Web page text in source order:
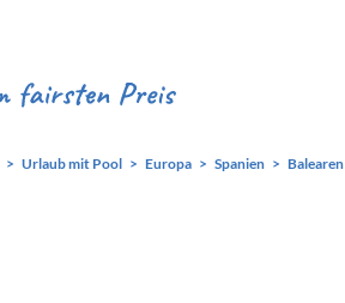
Urlaub mit Pool Europa Spanien Balearen